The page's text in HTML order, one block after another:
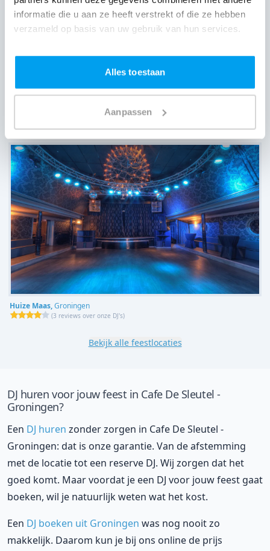
informatie die u aan ze heeft verstrekt of die ze hebben
verzameld op basis van uw gebruik van hun services.
Alles toestaan
Aanpassen
4 reviews over onze DJ's)
Huize Maas,Groningen
(3 reviews over onze DJ's)
Bekijk alle feestlocaties
DJ huren voor jouw feest in Cafe De Sleutel -
Groningen?
Een DJ huren zonder zorgen in Cafe De Sleutel -
Groningen: dat is onze garantie. Van de afstemming
met de locatie tot een reserve DJ. Wij zorgen dat het
goed komt. Maar voordat je een DJ voor jouw feest gaat
boeken, wil je natuurlijk weten wat het kost.
Een DJ boeken uit Groningen was nog nooit zo
makkelijk. Daarom kun je bij ons online de prijs